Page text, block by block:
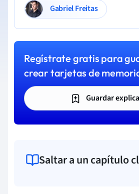
Gabriel Freitas
Regístrate gratis para
crear tarjetas de
Guardar
Saltar a un capítulo